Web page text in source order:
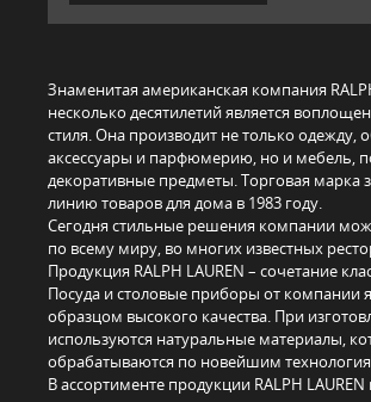
Знаменитая американская компания
несколько десятилетий является
стиля. Она производит не только одежду,
аксессуары и парфюмерию, но и мебель,
декоративные предметы. Торговая марка
линию товаров для дома в 1983 году.
Сегодня стильные решения компании
по всему миру, во многих известных
Продукция RALPH LAUREN – сочетание
Посуда и столовые приборы от компании
образцом высокого качества. При
используются натуральные материалы,
обрабатываются по новейшим
В ассортименте продукции RALPH